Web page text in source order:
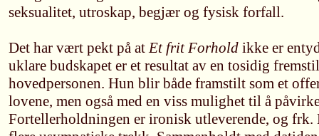
seksualitet, utroskap, begjær og fysisk forfall.
Det har vært pekt på atEt frit Forhold ikke er
uklare budskapet er et resultat av en tosidig
hovedpersonen. Hun blir både framstilt som et
lovene, men også med en viss mulighet til å
Fortellerholdningen er ironisk utleverende, og